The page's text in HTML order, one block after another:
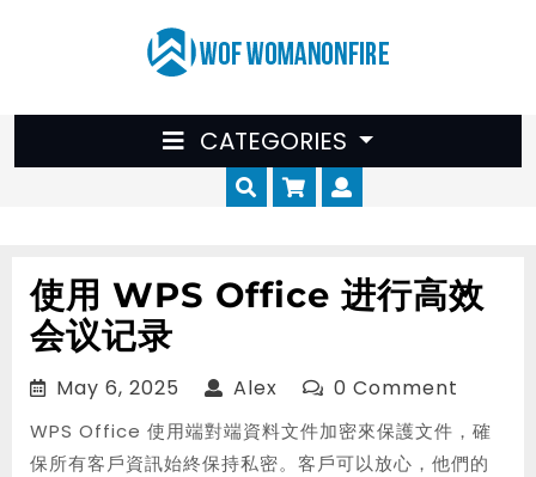
CATEGORIES
Cart
使用 WPS Office 进行高效
会议记录
May 6, 2025 May
2025
Alex Alex 0 Comment
WPS Office 使用端對端資料文件加密來保護文件，確
保所有客戶資訊始終保持私密。客戶可以放心，他們的